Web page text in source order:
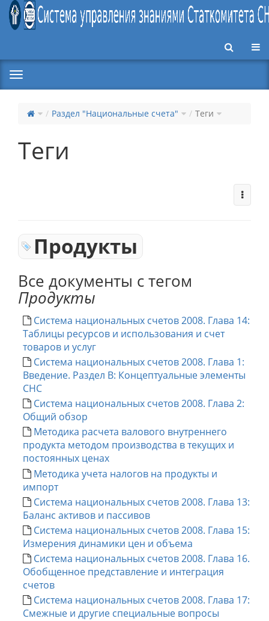
Раздел "Национальные счета" Теги
Теги
Продукты
Все документы с тегом
Продукты
Система национальных счетов 2008. Глава 14:
Таблицы ресурсов и использования и счет
товаров и услуг
Система национальных счетов 2008. Глава 1:
Введение. Раздел В: Концептуальные элементы
СНС
Система национальных счетов 2008. Глава 2:
Общий обзор
Методика расчета валового внутреннего
продукта методом производства в текущих и
постоянных ценах
Методика учета налогов на продукты и
импорт
Система национальных счетов 2008. Глава 13:
Баланс активов и пассивов
Система национальных счетов 2008. Глава 15:
Измерения динамики цен и объема
Система национальных счетов 2008. Глава 16.
Обобщенное представление и интеграция
счетов
Система национальных счетов 2008. Глава 17:
Смежные и другие специальные вопросы